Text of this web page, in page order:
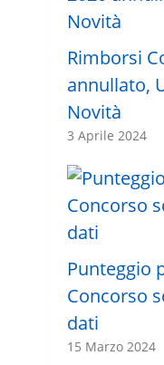
Rimborsi
annullato,
Novità
3 Aprile 2024
Punteggio
Concorso
dati
15 Marzo 2024